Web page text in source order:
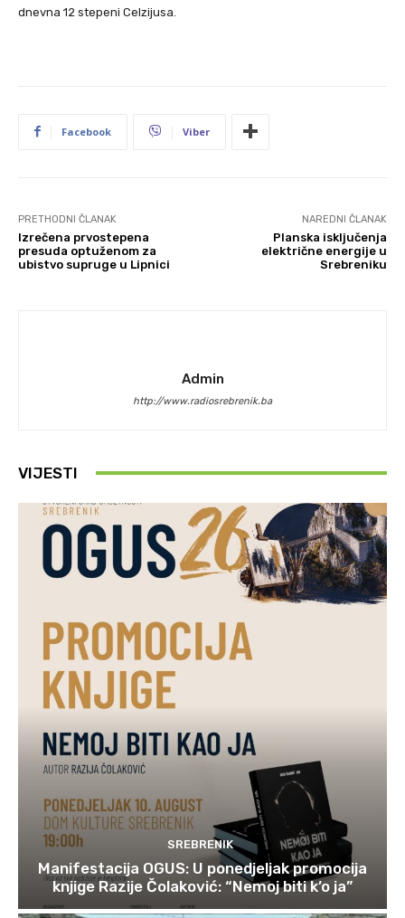
dnevna 12 stepeni Celzijusa.
Facebook Viber
PRETHODNI ČLANAK
Izrečena prvostepena
presuda optuženom za
ubistvo supruge u Lipnici
NAREDNI ČLANAK
Planska isključenja
električne energije u
Srebreniku
Admin
http://www.radiosrebrenik.ba
VIJESTI
SREBRENIK
Manifestacija OGUS: U ponedjeljak promocija
knjige Razije Čolaković: “Nemoj biti k’o ja”